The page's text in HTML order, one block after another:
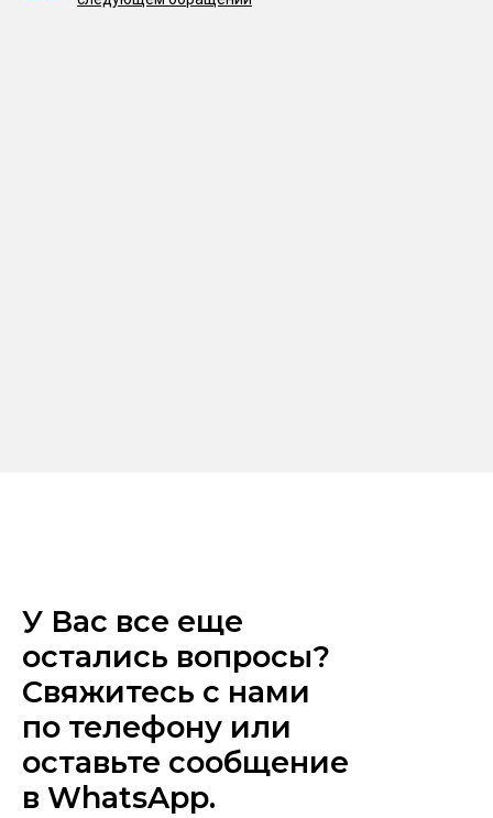
У Вас все еще
остались вопросы?
Свяжитесь с нами
по телефону или
оставьте сообщение
в WhatsApp.